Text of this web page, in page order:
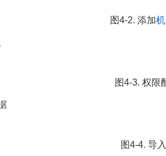
图4-2. 添加
图4-3. 权限
图4-4. 导